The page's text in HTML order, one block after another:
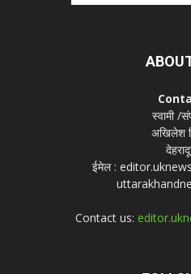
स्वामी /
अखिलेश
ईमेल :
Contact us: